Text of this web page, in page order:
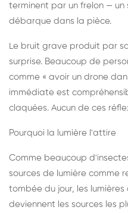
terminent par un frelon —
débarque dans la pièce.
Le bruit grave produit par
surprise. Beaucoup de
comme « avoir un drone
immédiate est
claquées. Aucun de ces
Pourquoi la lumière l'attire
Comme beaucoup
sources de lumière comme
tombée du jour, les
deviennent les sources les